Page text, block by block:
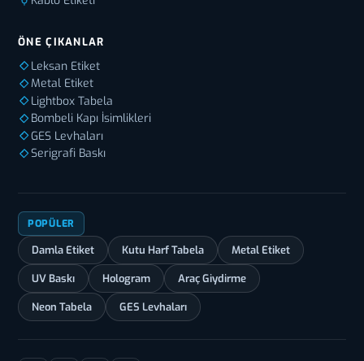
ÖNE ÇIKANLAR
Leksan Etiket
Metal Etiket
Lightbox Tabela
Bombeli Kapı İsimlikleri
GES Levhaları
Serigrafi Baskı
POPÜLER
Damla Etiket Kutu Harf Tabela Metal Etiket
UV Baskı Hologram Araç Giydirme
Neon Tabela GES Levhaları